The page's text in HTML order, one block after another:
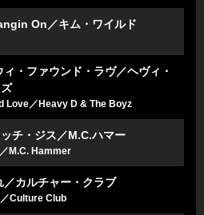
On／キム・ワイルド
・ファウンド・ラヴ／ヘヴィ・
Love／Heavy D & The Boyz
チ・ジス／M.C.ハマー
M.C. Hammer
／カルチャー・クラブ
Culture Club